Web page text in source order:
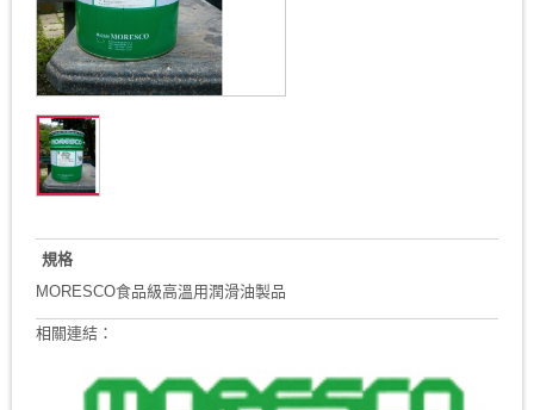
規格
MORESCO食品級高溫用潤滑油製品
相關連結：